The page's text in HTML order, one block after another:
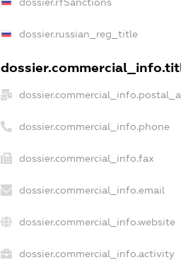
dossier.russian_reg_title
dossier.commercial_info.phone
dossier.commercial_info.fax
dossier.commercial_info.email
dossier.commercial_info.website
dossier.commercial_info.activity